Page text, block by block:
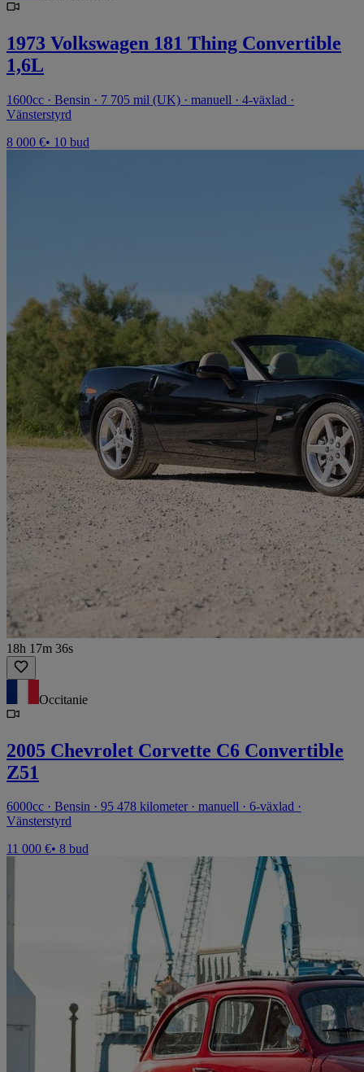
1973 Volkswagen 181 Thing Convertible
1,6L
1600cc · Bensin · 7 705 mil (UK) · manuell · 4-växlad ·
Vänsterstyrd
8 000 €• 10 bud
18h 17m 36s
Occitanie
2005 Chevrolet Corvette C6 Convertible
Z51
6000cc · Bensin · 95 478 kilometer · manuell · 6-växlad ·
Vänsterstyrd
11 000 €• 8 bud